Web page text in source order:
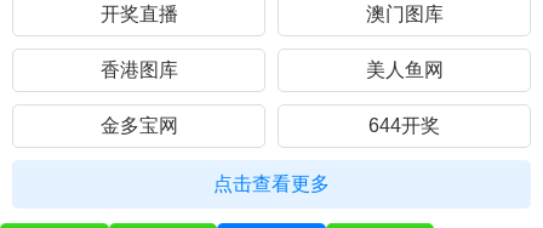
开奖直播 澳门图库
香港图库 美人鱼网
金多宝网 644开奖
点击查看更多